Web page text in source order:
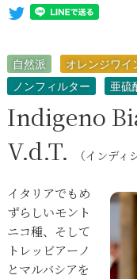
自然派 オレンジワイ
ノンフィルター
亜硫
Indigeno
V.d.T.
（インディ
イタリアでもめ
ずらしいモント
ニコ種、そして
トレッビアーノ
とマルバシアを